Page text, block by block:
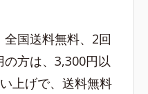
国送料無料、2回
の方は、3,300円以
上げで、送料無料